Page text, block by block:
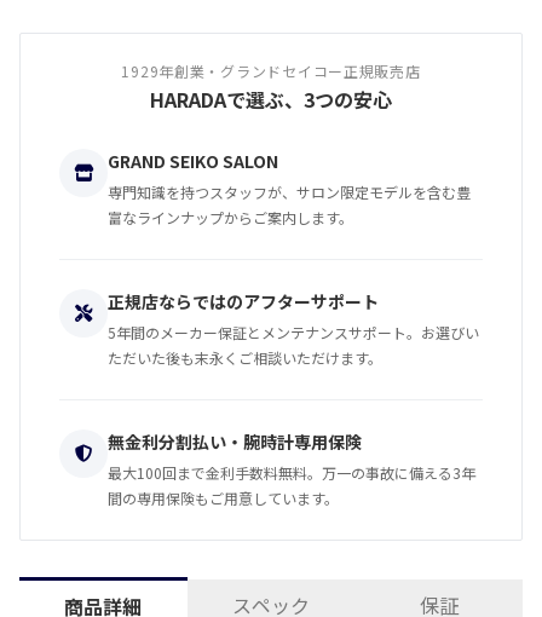
1929年創業・グランドセイコー正規販売店
HARADAで選ぶ、3つの安心
GRAND SEIKO SALON
専門知識を持つスタッフが、サロン限定モデルを含む豊
富なラインナップからご案内します。
正規店ならではのアフターサポート
5年間のメーカー保証とメンテナンスサポート。お選びい
ただいた後も末永くご相談いただけます。
無金利分割払い・腕時計専用保険
最大100回まで金利手数料無料。万一の事故に備える3年
間の専用保険もご用意しています。
商品詳細 スペック 保証